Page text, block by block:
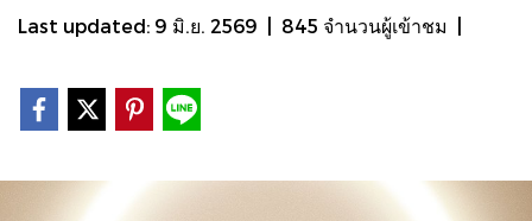
Last updated: 9 มิ.ย. 2569 845 จำนวนผู้เข้าชม